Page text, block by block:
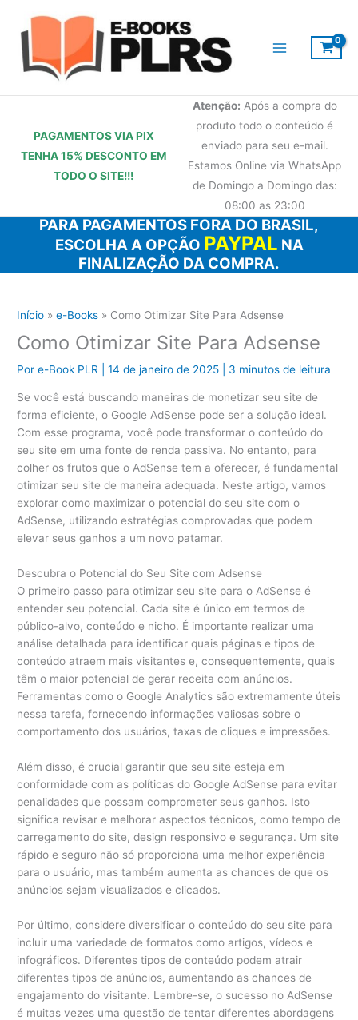
conteúdo
PAGAMENTOS VIA PIX
TENHA 15% DESCONTO EM
TODO O SITE!!!
Atenção: Após a compra do
produto todo o conteúdo é
enviado para seu e-mail.
Estamos Online via WhatsApp
de Domingo a Domingo das:
08:00 as 23:00
PARA PAGAMENTOS FORA DO BRASIL,
ESCOLHA A OPÇÃO PAYPAL NA
FINALIZAÇÃO DA COMPRA.
Início e-Books Como Otimizar Site Para Adsense
Como Otimizar Site Para Adsense
Pore-Book PLR |14 de janeiro de 2025 3 minutos de leitura
Se você está buscando maneiras de monetizar seu site de
forma eficiente, o Google AdSense pode ser a solução ideal.
Com esse programa, você pode transformar o conteúdo do
seu site em uma fonte de renda passiva. No entanto, para
colher os frutos que o AdSense tem a oferecer, é fundamental
otimizar seu site de maneira adequada. Neste artigo, vamos
explorar como maximizar o potencial do seu site com o
AdSense, utilizando estratégias comprovadas que podem
elevar seus ganhos a um novo patamar.
Descubra o Potencial do Seu Site com Adsense
O primeiro passo para otimizar seu site para o AdSense é
entender seu potencial. Cada site é único em termos de
público-alvo, conteúdo e nicho. É importante realizar uma
análise detalhada para identificar quais páginas e tipos de
conteúdo atraem mais visitantes e, consequentemente, quais
têm o maior potencial de gerar receita com anúncios.
Ferramentas como o Google Analytics são extremamente úteis
nessa tarefa, fornecendo informações valiosas sobre o
comportamento dos usuários, taxas de cliques e impressões.
Além disso, é crucial garantir que seu site esteja em
conformidade com as políticas do Google AdSense para evitar
penalidades que possam comprometer seus ganhos. Isto
significa revisar e melhorar aspectos técnicos, como tempo de
carregamento do site, design responsivo e segurança. Um site
rápido e seguro não só proporciona uma melhor experiência
para o usuário, mas também aumenta as chances de que os
anúncios sejam visualizados e clicados.
Por último, considere diversificar o conteúdo do seu site para
incluir uma variedade de formatos como artigos, vídeos e
infográficos. Diferentes tipos de conteúdo podem atrair
diferentes tipos de anúncios, aumentando as chances de
engajamento do visitante. Lembre-se, o sucesso no AdSense
é muitas vezes uma questão de tentar diferentes abordagens